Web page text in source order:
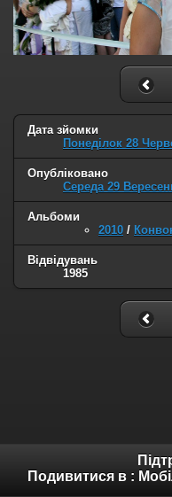
Дата зйомки
Понеділок 28
Опубліковано
Середа 29
Альбоми
2010 /
Відвідувань
1985
Подивитися в :